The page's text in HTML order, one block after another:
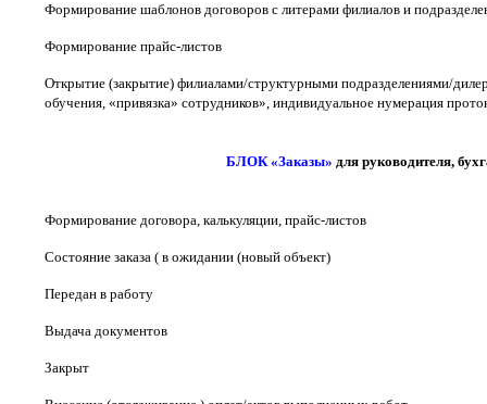
Формирование шаблонов договоров с литерами филиалов и
Формирование прайс-листов
Открытие (закрытие) филиалами/структурными подразделениями/
обучения, «привязка» сотрудников», индивидуальное нумерация
БЛОК «Заказы» для руководителя,
Формирование договора, калькуляции, прайс-листов
Состояние заказа ( в ожидании (новый объект)
Передан в работу
Выдача документов
Закрыт